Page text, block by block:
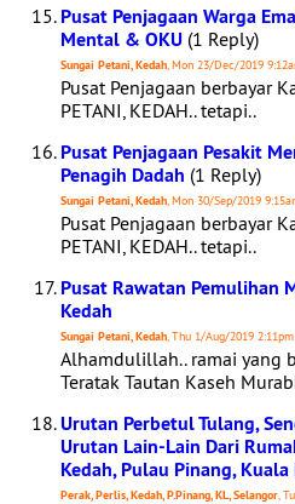
Pusat Penjagaan Warga
Mental & OKU (1 Reply)
Sungai Petani, Kedah, Mon 23/Dec/2019
Pusat Penjagaan berbayar
PETANI, KEDAH.. tetapi..
Pusat Penjagaan Pesakit
Penagih Dadah (1 Reply)
Sungai Petani, Kedah, Mon 30/Sep/2019
Pusat Penjagaan berbayar
PETANI, KEDAH.. tetapi..
Pusat Rawatan Pemulihan
Kedah
Sungai Petani, Kedah, Thu 1/Aug/2019
Alhamdulillah.. ramai yang
Teratak Tautan Kaseh
Urutan Perbetul Tulang,
Urutan Lain-Lain Dari
Kedah, Pulau Pinang,
Perak, Perlis, Kedah, P.Pinang, KL, Selangor,